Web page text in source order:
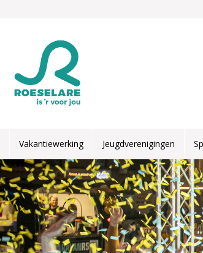
Vakantiewerking Jeugdverenigingen